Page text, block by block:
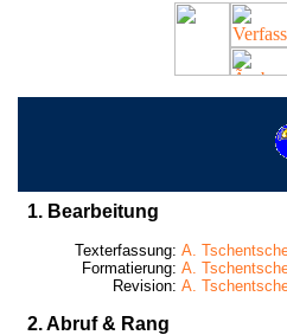
1. Bearbeitung
Texterfassung: A.
Formatierung: A.
Revision: A.
2. Abruf & Rang